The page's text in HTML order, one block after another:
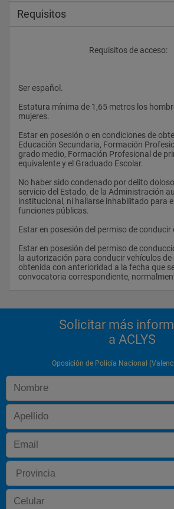
Requisitos
					Requisitos de acceso:
Ser español.
Estatura mínima de 1,65 metros los
mujeres.
Estar en posesión o en condiciones de
Educación Secundaria, Formación
grado medio, Formación Profesional de
equivalente y el Graduado Escolar.
No haber sido condenado por delito
servicio del Estado, de la Administración
institucional, ni hallarse inhabilitado para
funciones públicas.
Estar en posesión del permiso de conducir
Estar en posesión del permiso de
la autorización para conducir vehículos de
obtenida con anterioridad a la fecha que
Solicitar más
a ACLYS
Oposición de Policía Nacional